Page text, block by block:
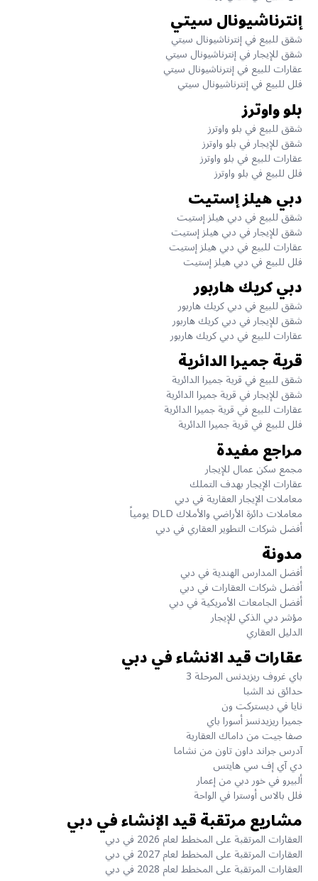
إنترناشيونال سيتي
شقق للبيع في إنترناشيونال سيتي
شقق للإيجار في إنترناشيونال سيتي
عقارات للبيع في إنترناشيونال سيتي
فلل للبيع في إنترناشيونال سيتي
بلو واوترز
شقق للبيع في بلو واوترز
شقق للإيجار في بلو واوترز
عقارات للبيع في بلو واوترز
فلل للبيع في بلو واوترز
دبي هيلز إستيت
شقق للبيع في دبي هيلز إستيت
شقق للإيجار في دبي هيلز إستيت
عقارات للبيع في دبي هيلز إستيت
فلل للبيع في دبي هيلز إستيت
دبي كريك هاربور
شقق للبيع في دبي كريك هاربور
شقق للإيجار في دبي كريك هاربور
عقارات للبيع في دبي كريك هاربور
قرية جميرا الدائرية
شقق للبيع في قرية جميرا الدائرية
شقق للإيجار في قرية جميرا الدائرية
عقارات للبيع في قرية جميرا الدائرية
فلل للبيع في قرية جميرا الدائرية
مراجع مفيدة
مجمع سكن عمال للإيجار
عقارات الإيجار بهدف التملك
معاملات الإيجار العقارية في دبي
معاملات دائرة الأراضي والأملاك DLD يومياً
أفضل شركات التطوير العقاري في دبي
مدونة
أفضل المدارس الهندية في دبي
أفضل شركات العقارات في دبي
أفضل الجامعات الأمريكية في دبي
مؤشر دبي الذكي للإيجار
الدليل العقاري
عقارات قيد الانشاء في دبي
باي غروف ريزيدنس المرحلة 3
حدائق ند الشبا
نايا في ديستركت ون
جميرا ريزيدنسز أسورا باي
صفا جيت من داماك العقارية
آدرس جراند داون تاون من نشاما
دي آي إف سي هايتس
ألبيرو في خور دبي من إعمار
فلل بالاس أوسترا في الواحة
مشاريع مرتقبة قيد الإنشاء في دبي
العقارات المرتقبة على المخطط لعام 2026 في دبي
العقارات المرتقبة على المخطط لعام 2027 في دبي
العقارات المرتقبة على المخطط لعام 2028 في دبي